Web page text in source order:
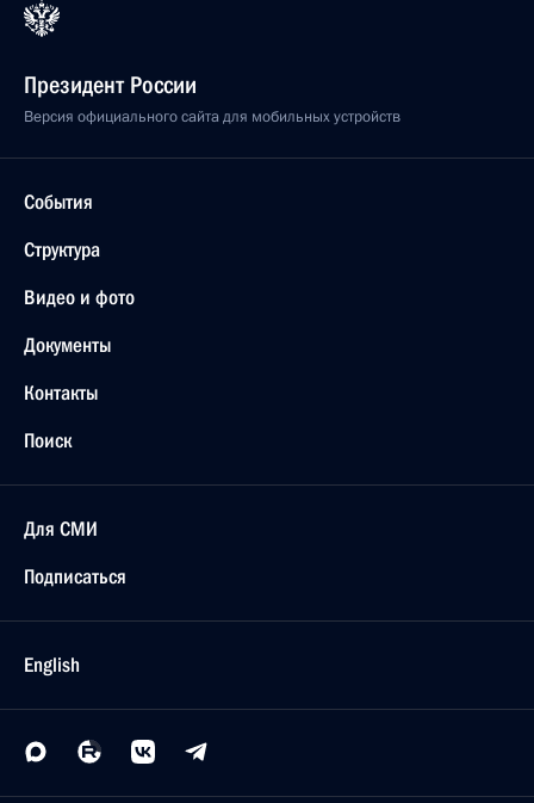
Президент России
Версия официального сайта для мобильных устройств
События
Структура
Видео и фото
Документы
Контакты
Поиск
Для СМИ
Подписаться
English